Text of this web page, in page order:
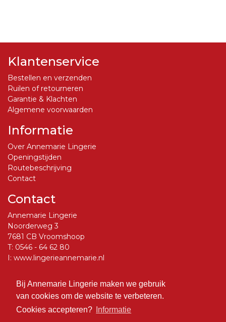
Bij Annemarie Lingerie maken we gebruik
van cookies om de website te verbeteren.
Cookies accepteren?
Informatie
Klantenservice
Bestellen en verzenden
Ruilen of retourneren
Garantie & Klachten
Algemene voorwaarden
Informatie
Over Annemarie Lingerie
Openingstijden
Routebeschrijving
Contact
Contact
Annemarie Lingerie
Noorderweg 3
7681 CB Vroomshoop
T: 0546 - 64 62 80
I: www.lingerieannemarie.nl
Social Media
Volg ons op Facebook